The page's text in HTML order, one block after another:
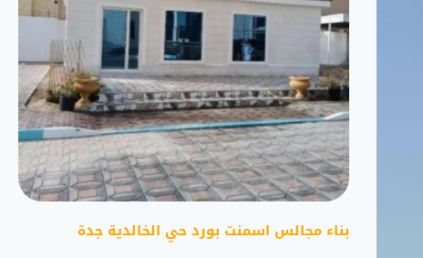
بناء مجالس اسمنت بورد حي الخالدية جدة